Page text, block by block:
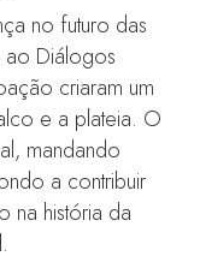
no futuro das
Diálogos
criaram um
e a plateia. O
mandando
a contribuir
na história da